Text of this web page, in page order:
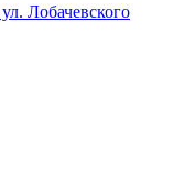
Лобачевского